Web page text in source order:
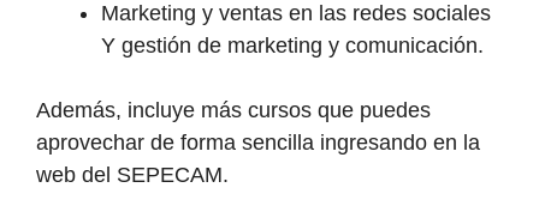
Marketing y ventas en las redes sociales
Y gestión de marketing y comunicación.
Además, incluye más cursos que puedes
aprovechar de forma sencilla ingresando en la
web del SEPECAM.